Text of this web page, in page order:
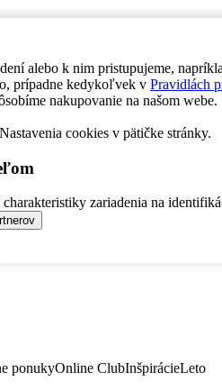
alebo k nim pristupujeme,
prípadne kedykoľvek v Pravidlách
nakupovanie na našom webe.
cookies v pätičke stránky.
zariadenia na
ponukyOnline ClubInšpirácieLeto